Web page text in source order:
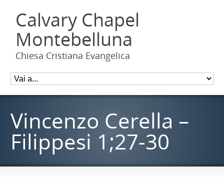
Calvary Chapel
Montebelluna
Chiesa Cristiana Evangelica
Vincenzo Cerella –
Filippesi 1;27-30